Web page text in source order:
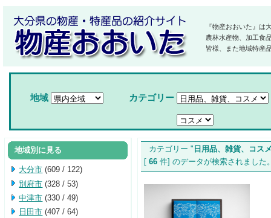
『物産おおいた』は
農林水産物、加工食
皆様、また地域特産
地域 カテゴリー
カテゴリー " 日用品、雑貨、コス
[ 66 件] のデータが検索されま
地域別に見る
大分市 (609 / 122)
別府市 (328 / 53)
中津市 (330 / 49)
日田市 (407 / 64)